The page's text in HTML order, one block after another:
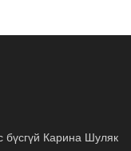
Карина Шуляк